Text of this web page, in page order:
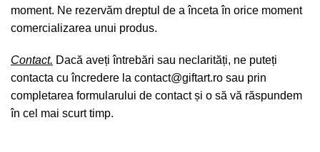
moment. Ne rezervăm dreptul de a înceta în orice moment
comercializarea unui produs.
Contact. Dacă aveți întrebări sau neclarități, ne puteți
contacta cu încredere la contact@giftart.ro sau prin
completarea formularului de contact și o să vă răspundem
în cel mai scurt timp.